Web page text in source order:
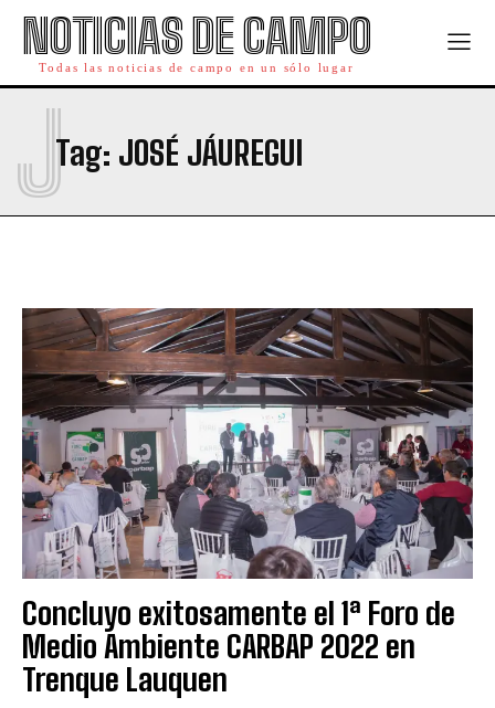
NOTICIAS DE CAMPO
Todas las noticias de campo en un sólo lugar
Tag: JOSÉ JÁUREGUI
J
Concluyo exitosamente el 1ª Foro de
Medio Ambiente CARBAP 2022 en
Trenque Lauquen